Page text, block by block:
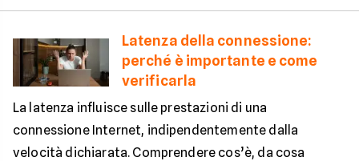
Latenza della connessione:
perché è importante e come
verificarla
La latenza influisce sulle prestazioni di una
connessione Internet, indipendentemente dalla
velocità dichiarata. Comprendere cos’è, da cosa